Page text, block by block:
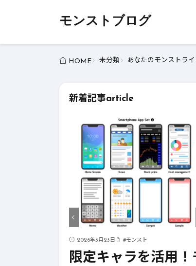
モンストブログ
HOME 未分類 あなたのモンストラ
新着記事article
2026年3月23日 #モンスト
限定キャラを活用！モ